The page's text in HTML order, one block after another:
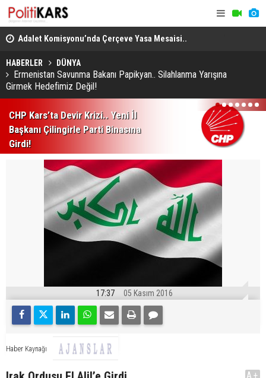
Adalet Komisyonu’nda Çerçeve Yasa Mesaisi..
Görüşmeler Tartışmalarla Başladı!
HABERLER DÜNYA
Ermenistan Savunma Bakanı Papikyan.. Silahlanma Yarışına
Girmek Hedefimiz Değil!
CHP Kars’ta Devir Krizi.. Yeni İl
Başkanı Çilingirle Parti Binasına
Girdi!
1 2 3 4 5 6 7
17:37 05 Kasım 2016
Haber Kaynağı
A+